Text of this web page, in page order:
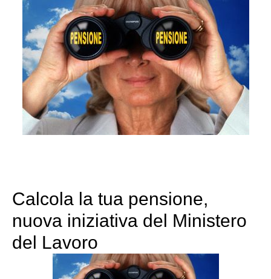
Calcola la tua pensione,
nuova iniziativa del Ministero
del Lavoro